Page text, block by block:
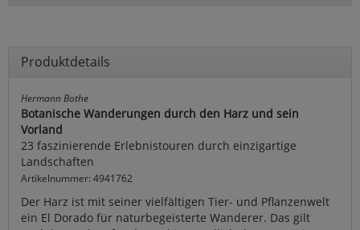
Produktdetails
Hermann Bothe
Botanische Wanderungen durch den Harz und sein
Vorland
23 faszinierende Erlebnistouren durch einzigartige
Landschaften
Artikelnummer: 4941762
Der Harz ist mit seiner vielfältigen Tier- und Pflanzenwelt
ein El Dorado für naturbegeisterte Wanderer. Das gilt